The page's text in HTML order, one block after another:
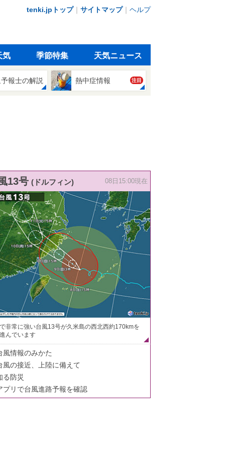
tenki.jpトップ｜ サイトマップ｜ ヘルプ
気 季節特集 天気ニュース
報士の解説 熱中症情報 注目
13号 (ドルフィン) 08日15:00現在
非常に強い台風13号が久米島の西北西約170kmを
んでいます
風情報のみかた
風の接近、上陸に備えて
る防災
プリで台風進路予報を確認